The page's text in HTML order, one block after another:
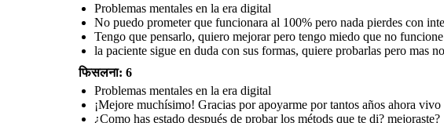
Problemas mentales en la era digital
¿Como has estado
después de probar
los métods que te di?
mejoraste?
Problemas mentales en la era digital
No puedo prometer que funcionara al 100% pero nada pierdes con
Tengo que pensarlo, quiero mejorar pero tengo miedo que no
la paciente sigue en duda con sus formas, quiere probarlas pero mas
फिसलना: 6
Problemas mentales en la era digital
¡Mejore muchísimo! Gracias por apoyarme por tantos años ahora
¿Como has estado después de probar los métods que te di? mejoraste?